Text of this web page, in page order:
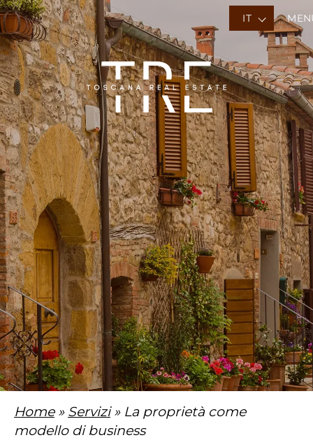
IT
Home» Servizi» La proprietà come
modello di business